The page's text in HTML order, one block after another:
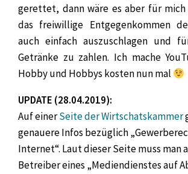
gerettet, dann wäre es aber für
das freiwillige Entgegenkommen
auch einfach auszuschlagen und
Getränke zu zahlen. Ich mache
Hobby und Hobbys kosten nun mal
UPDATE (28.04.2019):
Auf einerSeite der Wirtschatskammer
genauere Infos bezüglich
Internet“. Laut dieser Seite muss man
Betreiber eines „Mediendienstes auf